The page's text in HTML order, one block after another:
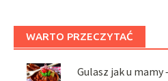
WARTO PRZECZYTAĆ
Gulasz jak u mamy